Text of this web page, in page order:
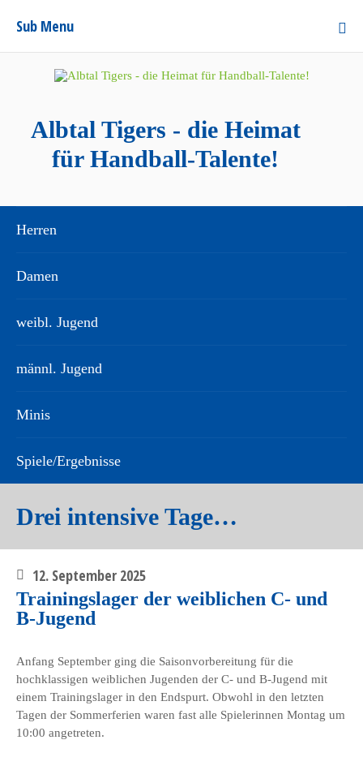
Sub Menu
Albtal Tigers - die Heimat
für Handball-Talente!
Herren
Damen
weibl. Jugend
männl. Jugend
Minis
Spiele/Ergebnisse
Drei intensive Tage…
12. September 2025
Trainingslager der weiblichen C- und
B-Jugend
Anfang September ging die Saisonvorbereitung für die
hochklassigen weiblichen Jugenden der C- und B-Jugend mit
einem Trainingslager in den Endspurt. Obwohl in den letzten
Tagen der Sommerferien waren fast alle Spielerinnen Montag um
10:00 angetreten.